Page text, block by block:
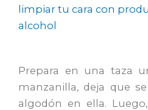
limpiar tu cara con
alcohol
Prepara en una taza
manzanilla, deja que
algodón en ella.